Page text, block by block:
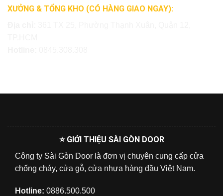
XƯỞNG & TỔNG KHO (CÓ HÀNG GIAO NGAY):
⭐ GIỚI THIỆU SÀI GÒN DOOR
Công ty Sài Gòn Door là đơn vị chuyên cung cấp cửa
chống cháy, cửa gỗ, cửa nhựa hàng đầu Việt Nam.
Hotline: 0886.500.500